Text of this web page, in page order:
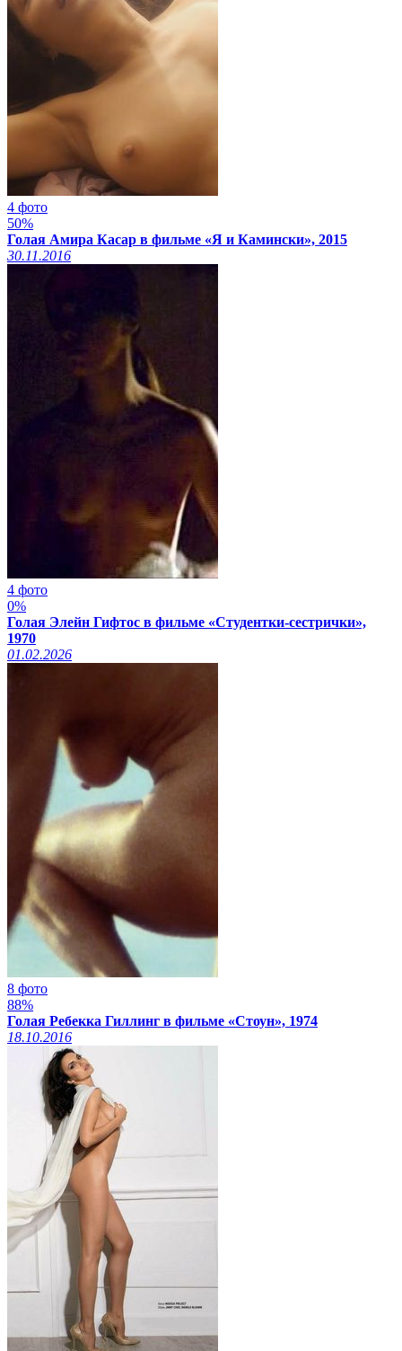
4 фото
50%
Голая Амира Касар в фильме «Я и Камински», 2015
30.11.2016
4 фото
0%
Голая Элейн Гифтос в фильме «Студентки-сестрички»,
1970
01.02.2026
8 фото
88%
Голая Ребекка Гиллинг в фильме «Стоун», 1974
18.10.2016